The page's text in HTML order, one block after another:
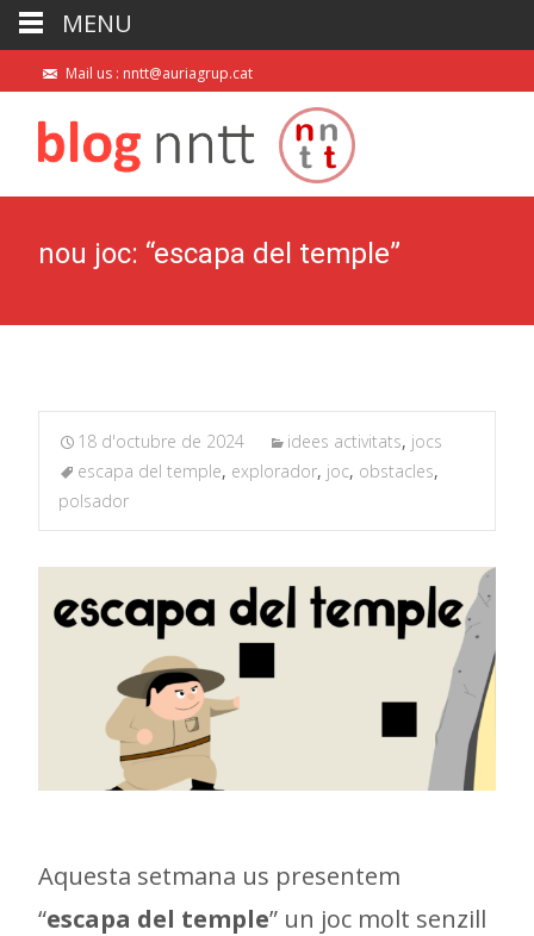
Mail us : nntt@auriagrup.cat
nou joc: “escapa del temple”
18 d'octubre de 2024 idees activitats, jocs
escapa del temple, explorador, joc, obstacles,
polsador
Aquesta setmana us presentem
“escapa del temple” un joc molt senzill
MENU